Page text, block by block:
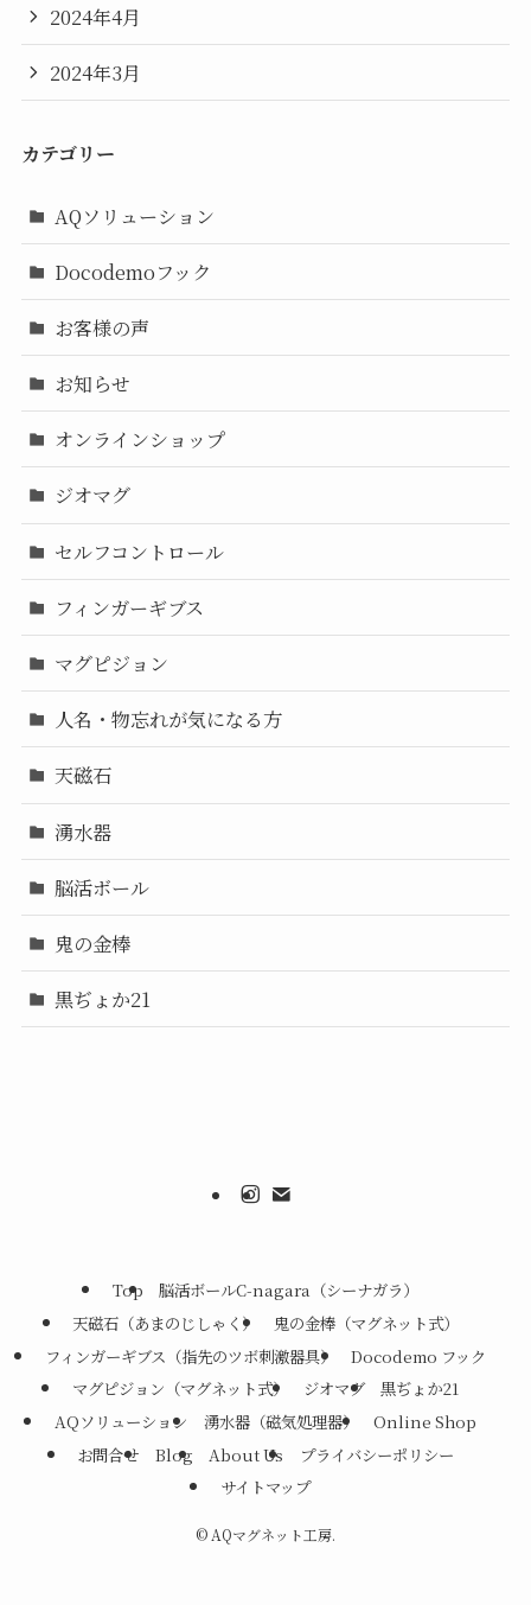
2024年4月
2024年3月
カテゴリー
AQソリューション
Docodemoフック
お客様の声
お知らせ
オンラインショップ
ジオマグ
セルフコントロール
フィンガーギブス
マグピジョン
人名・物忘れが気になる方
天磁石
湧水器
脳活ボール
鬼の金棒
黒ぢょか21
Top
脳活ボールC-nagara（シーナガラ）
天磁石（あまのじしゃく）
鬼の金棒（マグネット式）
フィンガーギブス（指先のツボ刺激器具）
Docodemo フック
マグピジョン（マグネット式）
ジオマグ
黒ぢょか21
AQソリューション
湧水器（磁気処理器）
Online Shop
お問合せ
Blog About Us
プライバシーポリシー
サイトマップ
© AQマグネット工房.